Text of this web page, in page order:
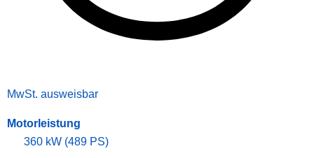
MwSt. ausweisbar
Motorleistung
360 kW (489 PS)